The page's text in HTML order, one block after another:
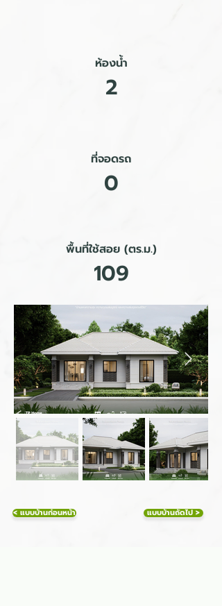
ห้องน้ำ
2
ที่จอดรถ
0
พื้นที่ใช้สอย (ตร.ม.)
109
< แบบบ้านก่อนหน้า แบบบ้านถัดไป >